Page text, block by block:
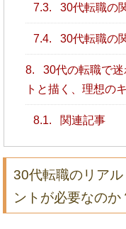
7.3. 30代転職の
7.4. 30代転職の
8.
30代の転職で
トと描く、理想の
8.1. 関連記事
30代転職のリア
ントが必要なのか